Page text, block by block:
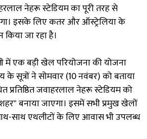
नेहरू स्टेडियम का पूरी तरह से
इसके लिए कतर और ऑस्ट्रेलिया के
जा रहा है।
में एक बड़ी खेल परियोजना की योजना
के सूत्रों ने सोमवार (10 नवंबर) को बताया
प्रतिष्ठित जवाहरलाल नेहरू स्टेडियम को
बनाया जाएगा। इसमें सभी प्रमुख खेलों
साथ एथलीटों के लिए आवास भी उपलब्ध